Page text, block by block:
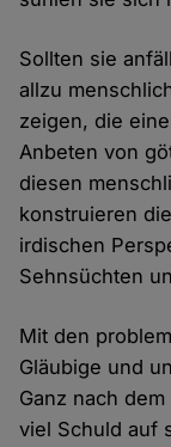
Sollten sie
allzu
zeigen, die
Anbeten von
diesen
konstruieren
irdischen
Sehnsüchten
Mit den
Gläubige und
Ganz nach
viel Schuld auf